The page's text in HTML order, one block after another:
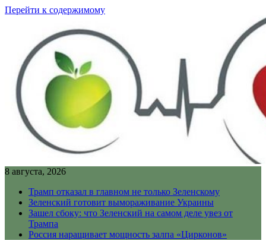
Перейти к содержимому
8 августа, 2026
Трамп отказал в главном не только Зеленскому
Зеленский готовит вымораживание Украины
Зашел сбоку: что Зеленский на самом деле увез от
Трампа
Россия наращивает мощность залпа «Цирконов»